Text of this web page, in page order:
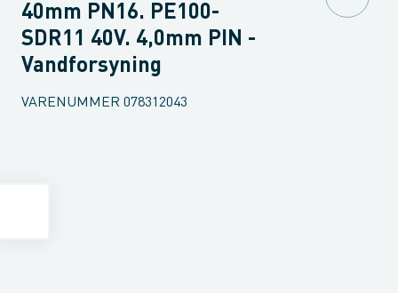
40mm PN16. PE100-
SDR11 40V. 4,0mm PIN -
Vandforsyning
VARENUMMER 078312043